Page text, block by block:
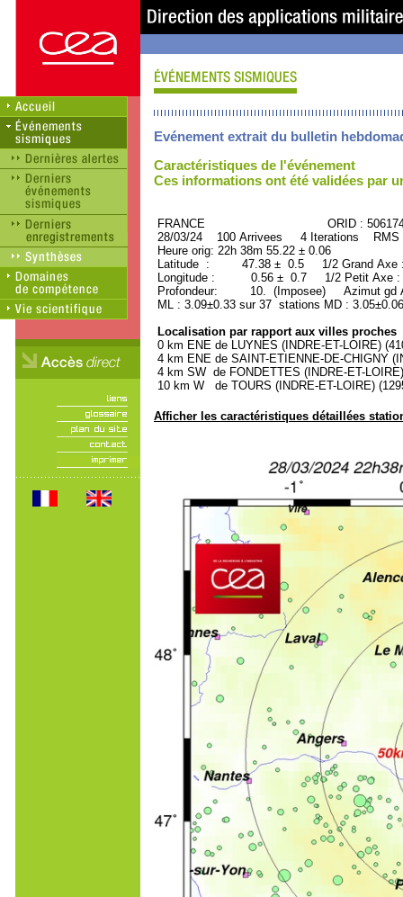
Evénement extrait du bulletin
Caractéristiques de l'événement
Ces informations ont été validées par
FRANCE ORID :
28/03/24 100 Arrivees 4 Iterations
Heure orig: 22h 38m 55.22 ± 0.06
Latitude : 47.38 ± 0.5 1/2 Grand
Longitude : 0.56 ± 0.7 1/2 Petit Axe
Profondeur: 10. (Imposee) Azimut gd
ML : 3.09±0.33 sur 37 stations MD :
Localisation par rapport aux villes proches
0 km ENE de LUYNES (INDRE-ET-LOIRE)
4 km ENE de SAINT-ETIENNE-DE-CHIGNY
4 km SW de FONDETTES (INDRE-ET-
10 km W de TOURS (INDRE-ET-LOIRE)
Afficher les caractéristiques détaillées